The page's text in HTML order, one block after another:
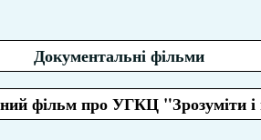
Документальні фільми
фільм про УГКЦ "Зрозуміти і